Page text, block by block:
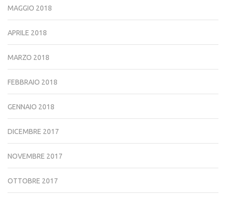
MAGGIO 2018
APRILE 2018
MARZO 2018
FEBBRAIO 2018
GENNAIO 2018
DICEMBRE 2017
NOVEMBRE 2017
OTTOBRE 2017